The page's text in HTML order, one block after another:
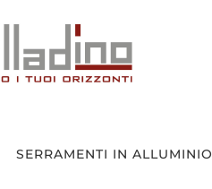
SERRAMENTI IN ALLUMINIO